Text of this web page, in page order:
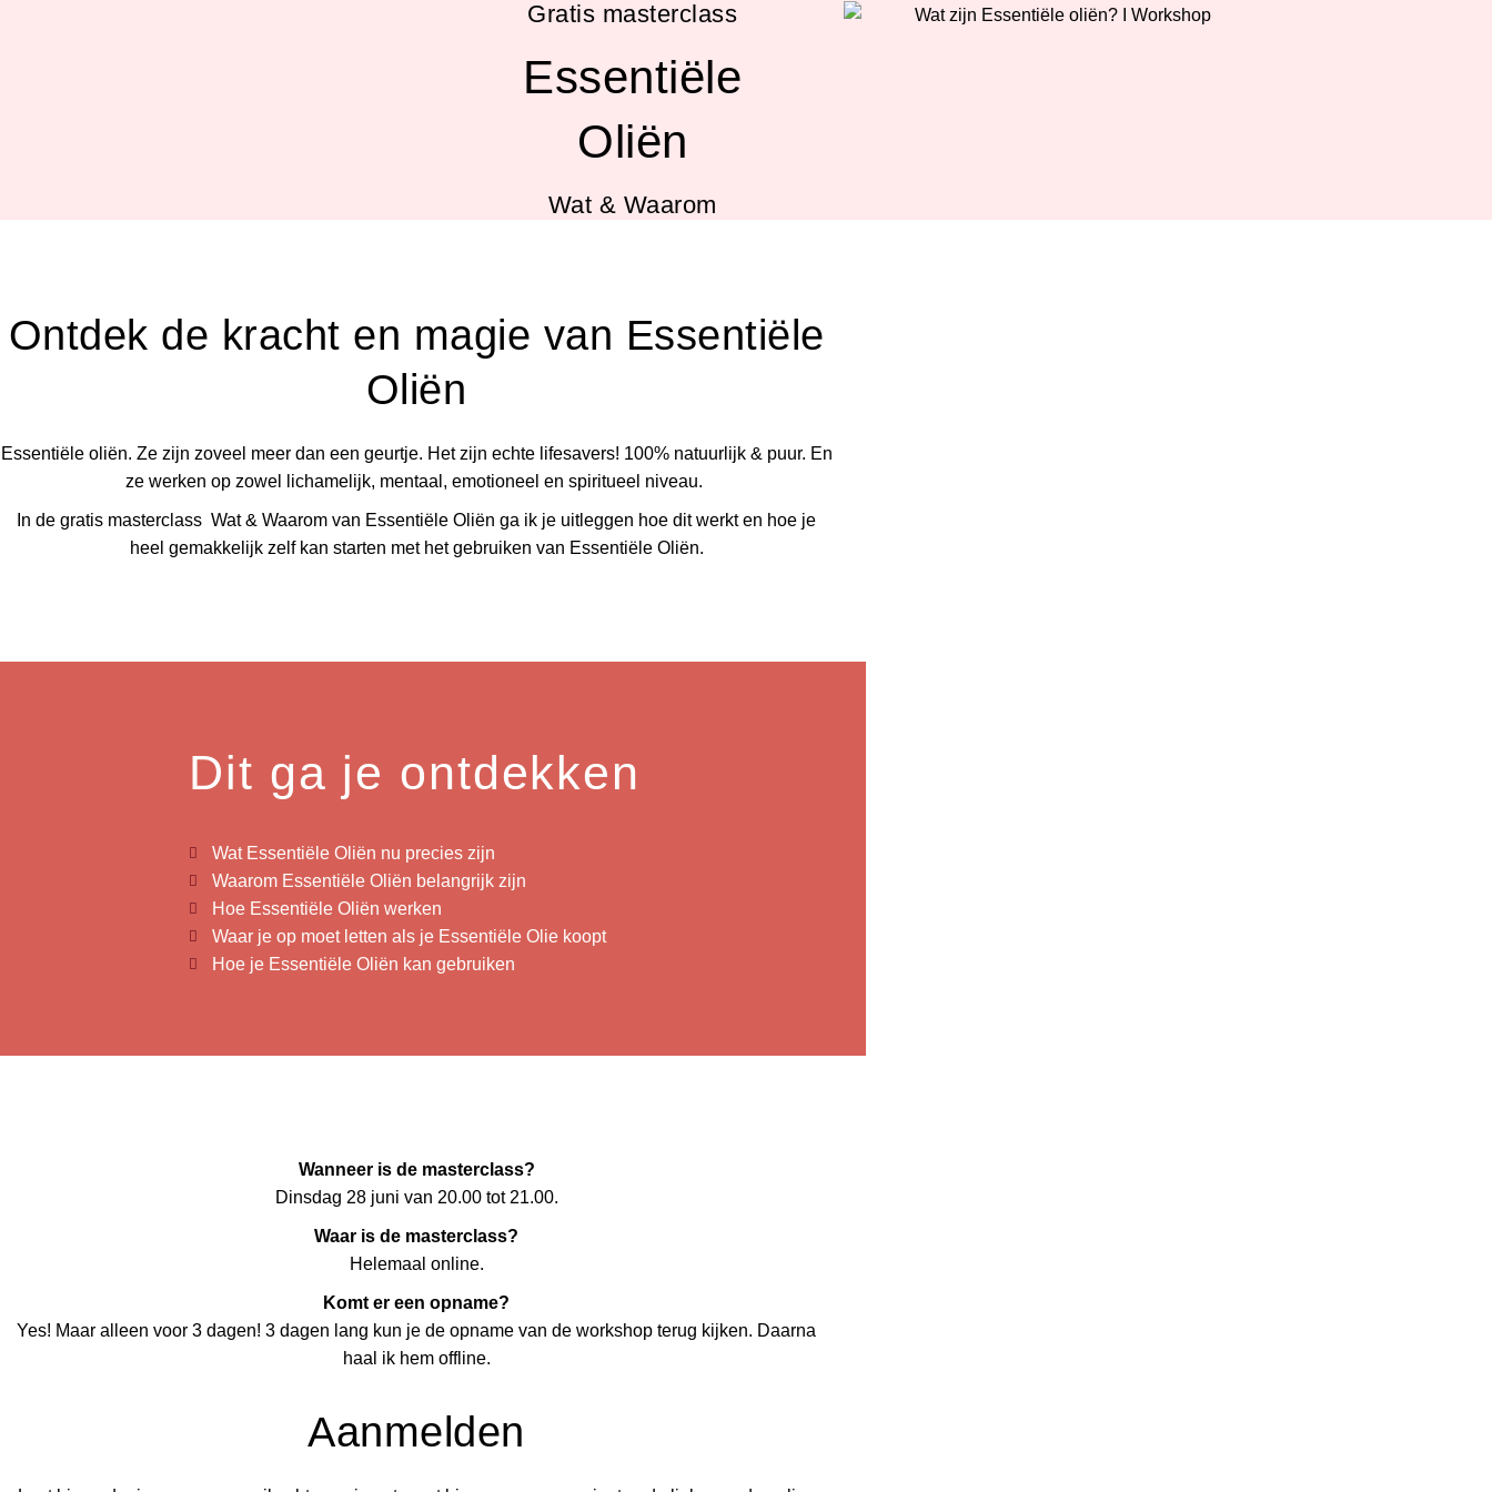
Gratis masterclass
Essentiële
Oliën
Wat & Waarom
Ontdek de kracht en magie van Essentiële
Oliën
Essentiële oliën. Ze zijn zoveel meer dan een geurtje. Het zijn echte lifesavers! 100% natuurlijk & puur. En
ze werken op zowel lichamelijk, mentaal, emotioneel en spiritueel niveau.
In de gratis masterclass Wat & Waarom van Essentiële Oliën ga ik je uitleggen hoe dit werkt en hoe je
heel gemakkelijk zelf kan starten met het gebruiken van Essentiële Oliën.
Dit ga je ontdekken
Wat Essentiële Oliën nu precies zijn
Waarom Essentiële Oliën belangrijk zijn
Hoe Essentiële Oliën werken
Waar je op moet letten als je Essentiële Olie koopt
Hoe je Essentiële Oliën kan gebruiken
Wanneer is de masterclass?
Dinsdag 28 juni van 20.00 tot 21.00.
Waar is de masterclass?
Helemaal online.
Komt er een opname?
Yes! Maar alleen voor 3 dagen! 3 dagen lang kun je de opname van de workshop terug kijken. Daarna
haal ik hem offline.
Aanmelden